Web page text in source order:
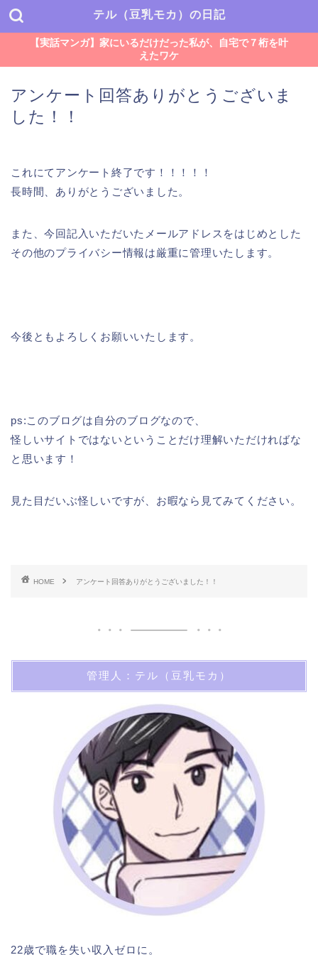
テル（豆乳モカ）の日記
【実話マンガ】家にいるだけだった私が、自宅で７桁を叶
えたワケ
アンケート回答ありがとうございま
した！！
これにてアンケート終了です！！！！！
長時間、ありがとうございました。
また、今回記入いただいたメールアドレスをはじめとした
その他のプライバシー情報は厳重に管理いたします。
今後ともよろしくお願いいたします。
ps:このブログは自分のブログなので、
怪しいサイトではないということだけ理解いただければな
と思います！
見た目だいぶ怪しいですが、お暇なら見てみてください。
HOME アンケート回答ありがとうございました！！
管理人：テル（豆乳モカ）
22歳で職を失い収入ゼロに。